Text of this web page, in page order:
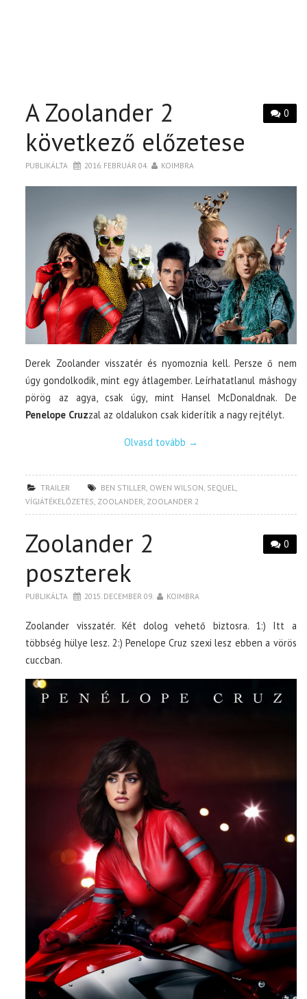
0
A Zoolander 2
következő előzetese
PUBLIKÁLTA 2016. FEBRUÁR 04. KOIMBRA
Derek Zoolander visszatér és nyomoznia kell. Persze ő nem
úgy gondolkodik, mint egy átlagember. Leírhatatlanul máshogy
pörög az agya, csak úgy, mint Hansel McDonaldnak. De
Penelope Cruzzal az oldalukon csak kiderítik a nagy rejtélyt.
Olvasd tovább →
TRAILER BEN STILLER, OWEN WILSON, SEQUEL,
VÍGJÁTÉKELŐZETES, ZOOLANDER, ZOOLANDER 2
0
Zoolander 2
poszterek
PUBLIKÁLTA 2015. DECEMBER 09. KOIMBRA
Zoolander visszatér. Két dolog vehető biztosra. 1:) Itt a
többség hülye lesz. 2:) Penelope Cruz szexi lesz ebben a vörös
cuccban.